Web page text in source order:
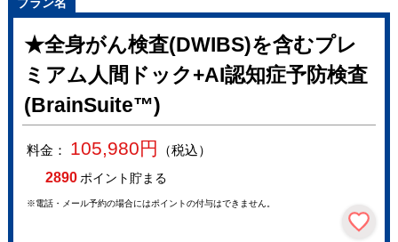
★全身がん検査(DWIBS)を含むプレ
ミアム人間ドック+AI認知症予防検査
(BrainSuite™)
料金： 105,980円
（税込）
2890ポイント貯まる
※電話・メール予約の場合にはポイントの付与はできません。